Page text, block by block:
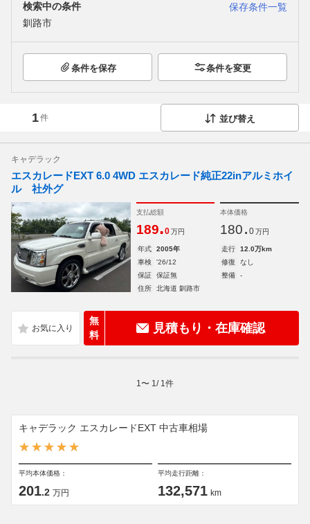
検索中の条件
保存条件一覧
釧路市
条件を保存 条件を変更
1件 並び替え
キャデラック
エスカレードEXT 6.0 4WD エスカレード純正22inアルミホイ
ル 社外グ
支払総額
189.0 万円
本体価格
180. 0 万円
年式 2005年 走行
12.0万km
車検
'26/12 修復
なし
保証
保証無 整備
-
住所
北海道 釧路市
無
料
見積もり・在庫確認
1 〜 1 / 1 件
キャデラック エスカレードEXT 中古車相場
平均本体価格：
201.2 万円
平均走行距離：
132,571 km